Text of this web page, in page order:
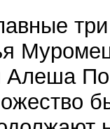
три
Алеша